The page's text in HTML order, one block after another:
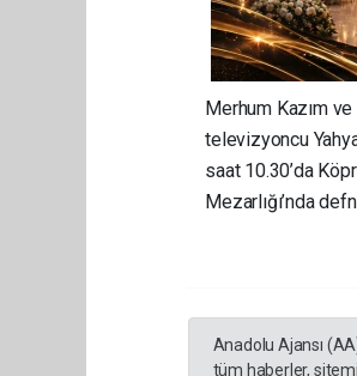
Merhum Kazım
televizyoncu
saat 10.30’da
Mezarlığı’nda
Anadolu Ajansı
tüm haberler,